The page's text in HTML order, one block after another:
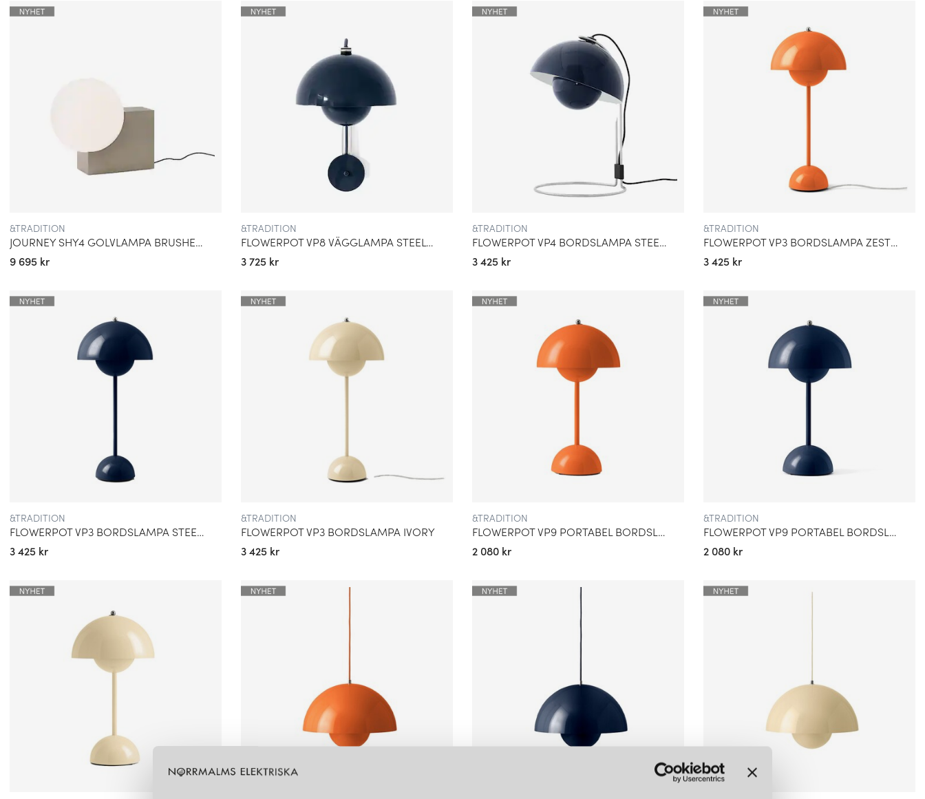
du Flowerpot i en uppsjö av moderna färger som koboltblå, vermilionröd, plommonröd,
swim blue, tangy pink, gråblå, beigeröd, mörkgrön, gråbeige, senapsgul, ljus sand,
&TRADITION
JOURNEY SHY4 GOLVLAMPA BRUSHED STEEL OPAL GLASS
9 695 kr
&TRADITION
FLOWERPOT VP8 VÄGGLAMPA STEEL BLUE
3 725 kr
&TRADITION
FLOWERPOT VP4 BORDSLAMPA STEEL BLUE
3 425 kr
&TRADITION
FLOWERPOT VP3 BORDSLAMPA ZESTY ORANGE
3 425 kr
&TRADITION
FLOWERPOT VP3 BORDSLAMPA STEEL BLUE
3 425 kr
&TRADITION
FLOWERPOT VP3 BORDSLAMPA IVORY
3 425 kr
&TRADITION
FLOWERPOT VP9 PORTABEL BORDSLAMPA ZESTY ORANGE
2 080 kr
&TRADITION
FLOWERPOT VP9 PORTABEL BORDSLAMPA STEEL BLUE
2 080 kr